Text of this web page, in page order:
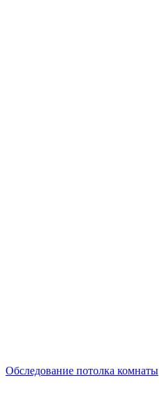
Обследование потолка комнаты